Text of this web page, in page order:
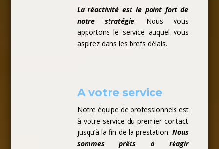
La réactivité est le point fort de
notre stratégie. Nous vous
apportons le service auquel vous
aspirez dans les brefs délais.
A votre service
Notre équipe de professionnels est
à votre service du premier contact
jusqu’à la fin de la prestation. Nous
sommes prêts à réagir